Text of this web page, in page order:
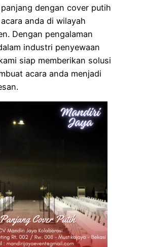
dengan cover putih
anda di wilayah
Dengan pengalaman
industri penyewaan
siap memberikan solusi
acara anda menjadi